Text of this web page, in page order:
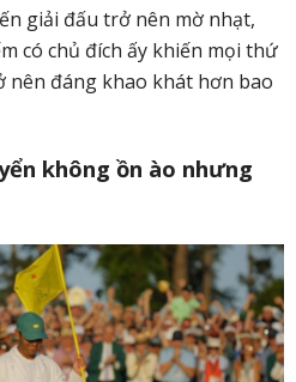
giải đấu trở nên mờ nhạt,
có chủ đích ấy khiến mọi thứ
nên đáng khao khát hơn bao
không ồn ào nhưng